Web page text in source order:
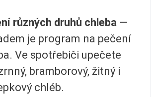
různých druhů chleba —
je program na pečení
Ve spotřebiči upečete
bramborový, žitný i
chléb.